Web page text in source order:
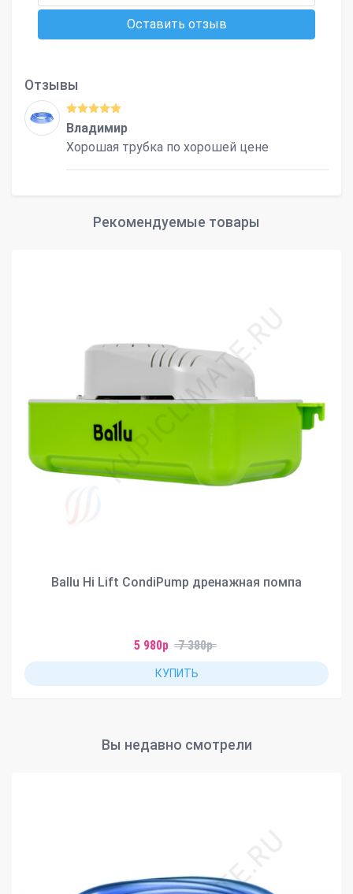
Оставить отзыв
Отзывы
Владимир
Хорошая трубка по хорошей цене
Рекомендуемые товары
Ballu Hi Lift CondiPump дренажная помпа
5 980р 7 380р
КУПИТЬ
Вы недавно смотрели